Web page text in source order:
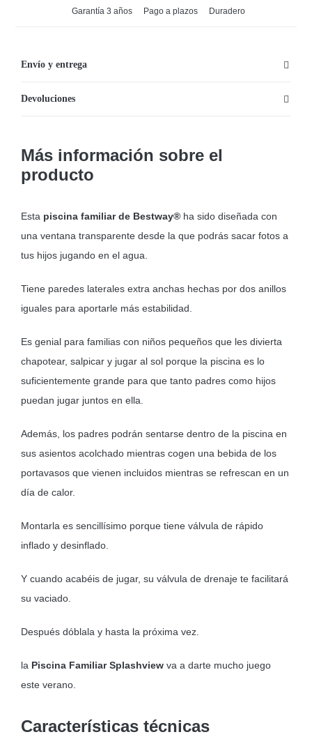
Garantía 3 años Pago a plazos Duradero
Envío y entrega
Devoluciones
Más información sobre el
producto
Esta piscina familiar de Bestway® ha sido diseñada con
una ventana transparente desde la que podrás sacar fotos a
tus hijos jugando en el agua.
Tiene paredes laterales extra anchas hechas por dos anillos
iguales para aportarle más estabilidad.
Es genial para familias con niños pequeños que les divierta
chapotear, salpicar y jugar al sol porque la piscina es lo
suficientemente grande para que tanto padres como hijos
puedan jugar juntos en ella.
Además, los padres podrán sentarse dentro de la piscina en
sus asientos acolchado mientras cogen una bebida de los
portavasos que vienen incluidos mientras se refrescan en un
día de calor.
Montarla es sencillísimo porque tiene válvula de rápido
inflado y desinflado.
Y cuando acabéis de jugar, su válvula de drenaje te facilitará
su vaciado.
Después dóblala y hasta la próxima vez.
la Piscina Familiar Splashviewva a darte mucho juego
este verano.
Características técnicas